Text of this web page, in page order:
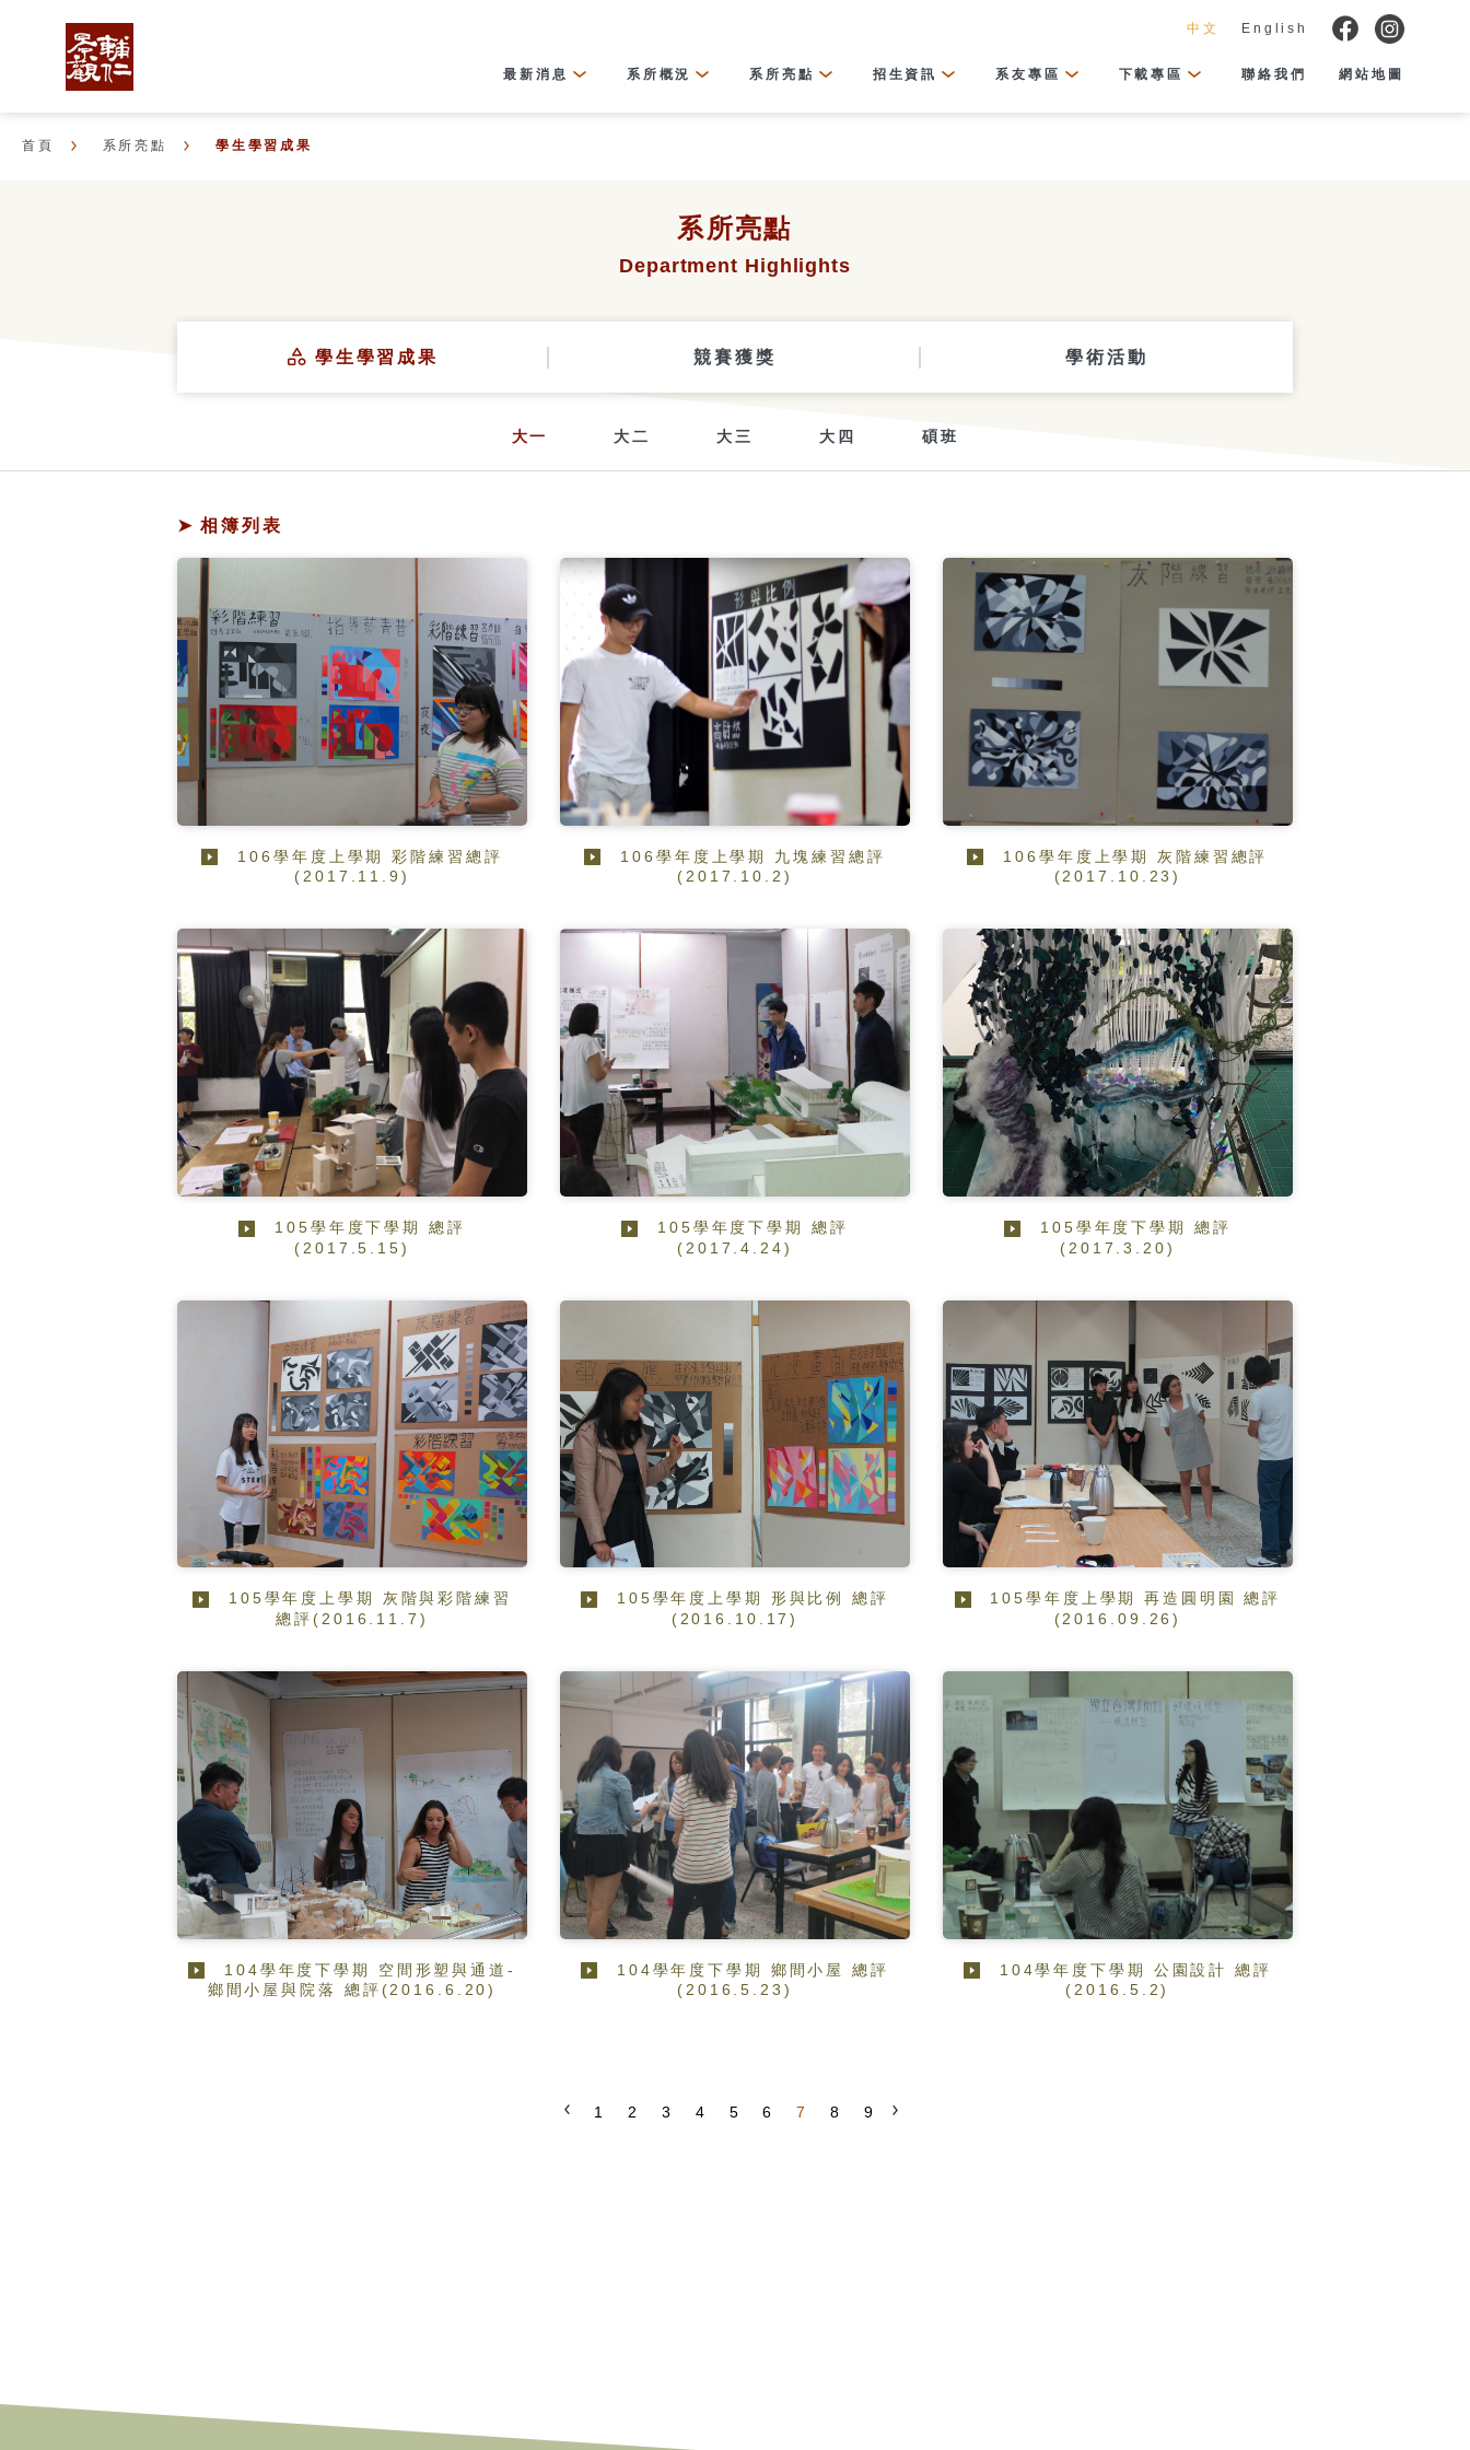
中文 English
最新消息 系所概況 系所亮點 招生資訊 系友專區 下載專區 聯絡我們 網站地圖
首頁 系所亮點 學生學習成果
系所亮點
Department Highlights
學生學習成果 競賽獲獎 學術活動
大一 大二 大三 大四 碩班
相簿列表
106學年度上學期 彩階練習總評
(2017.11.9)
106學年度上學期 九塊練習總評
(2017.10.2)
106學年度上學期 灰階練習總評
(2017.10.23)
105學年度下學期 總評
(2017.5.15)
105學年度下學期 總評
(2017.4.24)
105學年度下學期 總評
(2017.3.20)
105學年度上學期 灰階與彩階練習
總評(2016.11.7)
105學年度上學期 形與比例 總評
(2016.10.17)
105學年度上學期 再造圓明園 總評
(2016.09.26)
104學年度下學期 空間形塑與通道-
鄉間小屋與院落 總評(2016.6.20)
104學年度下學期 鄉間小屋 總評
(2016.5.23)
104學年度下學期 公園設計 總評
(2016.5.2)
1 2 3 4 5 6 7 8 9